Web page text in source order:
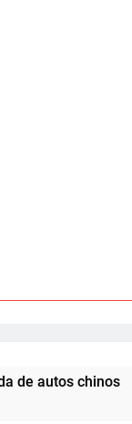
segunda oleada de
100.000 millones
chinos